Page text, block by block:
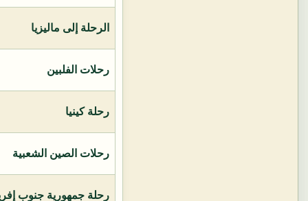
الرحلة إلى ماليزيا
رحلات الفلبين
رحلة كينيا
رحلات الصين الشعبية
رحلة جمهورية جنوب